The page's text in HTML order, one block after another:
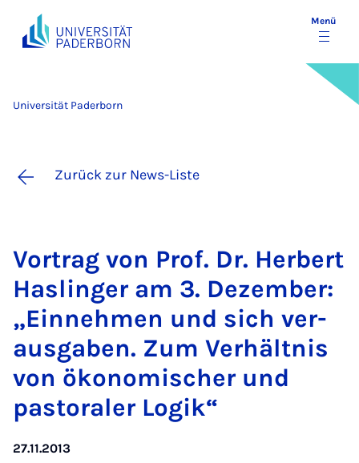
Menü
Universität Paderborn
Zurück zur News-Liste
Vor­trag von Prof. Dr. Her­bert
Has­lin­ger am 3. De­zem­ber:
„Ein­neh­men und sich ver­
aus­ga­ben. Zum Ver­hält­nis
von öko­no­mi­scher und
pas­to­ra­ler Lo­gik“
27.11.2013